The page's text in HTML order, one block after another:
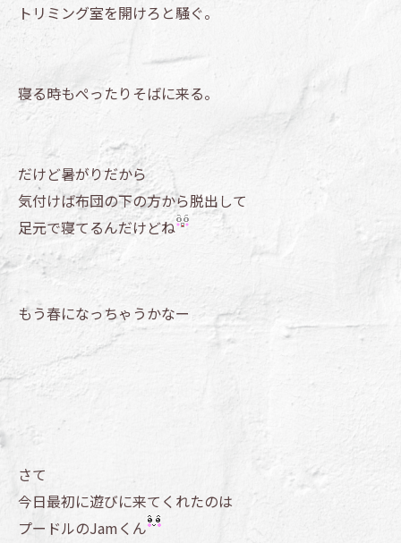
トリミング室を開けろと騒ぐ。
寝る時もぺったりそばに来る。
だけど暑がりだから
気付けば布団の下の方から脱出して
足元で寝てるんだけどね
もう春になっちゃうかなー
さて
今日最初に遊びに来てくれたのは
プードルのJamくん